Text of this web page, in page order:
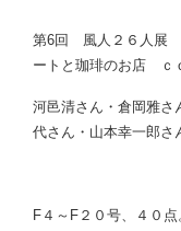
第6回 風人２６
ートと珈琲のお店 ｃ
河邑清さん・倉岡雅さ
代さん・山本幸一郎さ
F４～F２０号、４０